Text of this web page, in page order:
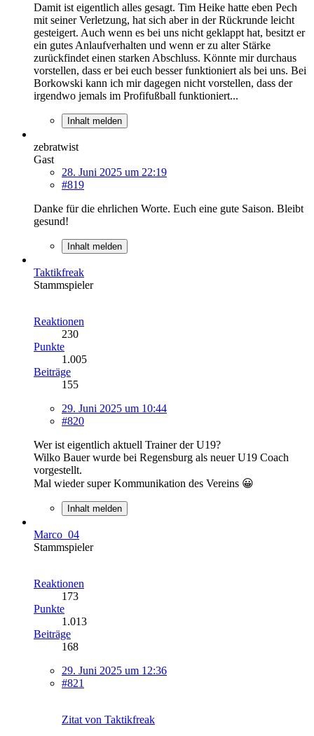
Damit ist eigentlich alles gesagt. Tim Heike hatte eben Pech
mit seiner Verletzung, hat sich aber in der Rückrunde leicht
gesteigert. Auch wenn es bei uns nicht geklappt hat, besitzt er
ein gutes Anlaufverhalten und wenn er zu alter Stärke
zurückfindet einen starken Abschluss. Könnte mir durchaus
vorstellen, dass er bei euch besser funktioniert als bei uns. Bei
Borkowski kann ich mir dagegen nicht vorstellen, dass der
irgendwo jemals im Profifußball funktioniert...
Inhalt melden
zebratwist
Gast
28. Juni 2025 um 22:19
#819
Danke für die ehrlichen Worte. Euch eine gute Saison. Bleibt
gesund!
Inhalt melden
Taktikfreak
Stammspieler
Reaktionen
230
Punkte
1.005
Beiträge
155
29. Juni 2025 um 10:44
#820
Wer ist eigentlich aktuell Trainer der U19?
Wilko Bauer wurde bei Regensburg als neuer U19 Coach
vorgestellt.
Mal wieder super Kommunikation des Vereins 😀
Inhalt melden
Marco_04
Stammspieler
Reaktionen
173
Punkte
1.013
Beiträge
168
29. Juni 2025 um 12:36
#821
Zitat von Taktikfreak